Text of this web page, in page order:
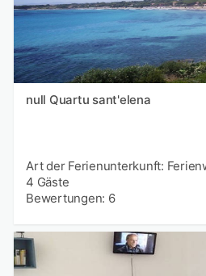
null Quartu sant'elena
Art der Ferienunterkunft:
4 Gäste
Bewertungen: 6